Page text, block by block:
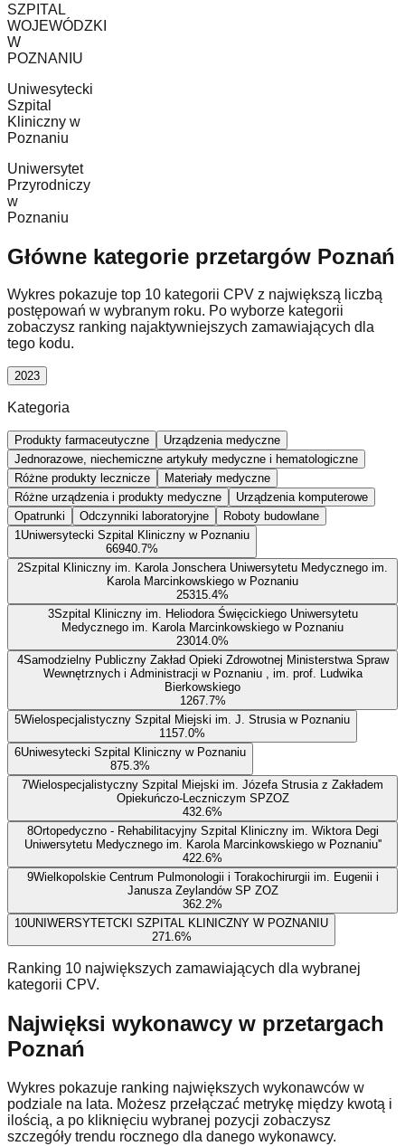
SZPITAL
WOJEWÓDZKI
W
POZNANIU
Uniwesytecki
Szpital
Kliniczny w
Poznaniu
Uniwersytet
Przyrodniczy
w
Poznaniu
Główne kategorie przetargów Poznań
Wykres pokazuje top 10 kategorii CPV z największą liczbą
postępowań w wybranym roku. Po wyborze kategorii
zobaczysz ranking najaktywniejszych zamawiających dla
tego kodu.
2023
Kategoria
Produkty farmaceutyczne
Urządzenia medyczne
Jednorazowe, niechemiczne artykuły medyczne i hematologiczne
Różne produkty lecznicze
Materiały medyczne
Różne urządzenia i produkty medyczne
Urządzenia komputerowe
Opatrunki
Odczynniki laboratoryjne
Roboty budowlane
1Uniwersytecki Szpital Kliniczny w Poznaniu
66940.7%
2Szpital Kliniczny im. Karola Jonschera Uniwersytetu Medycznego im.
Karola Marcinkowskiego w Poznaniu
25315.4%
3Szpital Kliniczny im. Heliodora Święcickiego Uniwersytetu
Medycznego im. Karola Marcinkowskiego w Poznaniu
23014.0%
4Samodzielny Publiczny Zakład Opieki Zdrowotnej Ministerstwa Spraw
Wewnętrznych i Administracji w Poznaniu , im. prof. Ludwika
Bierkowskiego
1267.7%
5Wielospecjalistyczny Szpital Miejski im. J. Strusia w Poznaniu
1157.0%
6Uniwesytecki Szpital Kliniczny w Poznaniu
875.3%
7Wielospecjalistyczny Szpital Miejski im. Józefa Strusia z Zakładem
Opiekuńczo-Leczniczym SPZOZ
432.6%
8Ortopedyczno - Rehabilitacyjny Szpital Kliniczny im. Wiktora Degi
Uniwersytetu Medycznego im. Karola Marcinkowskiego w Poznaniu''
422.6%
9Wielkopolskie Centrum Pulmonologii i Torakochirurgii im. Eugenii i
Janusza Zeylandów SP ZOZ
362.2%
10UNIWERSYTETCKI SZPITAL KLINICZNY W POZNANIU
271.6%
Ranking 10 największych zamawiających dla wybranej
kategorii CPV.
Najwięksi wykonawcy w przetargach
Poznań
Wykres pokazuje ranking największych wykonawców w
podziale na lata. Możesz przełączać metrykę między kwotą i
ilością, a po kliknięciu wybranej pozycji zobaczysz
szczegóły trendu rocznego dla danego wykonawcy.